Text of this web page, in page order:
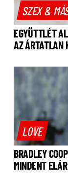
SZEX &
EGYÜTTLÉT
AZ ÁRTATLAN
LOVE
BRADLEY
MINDENT